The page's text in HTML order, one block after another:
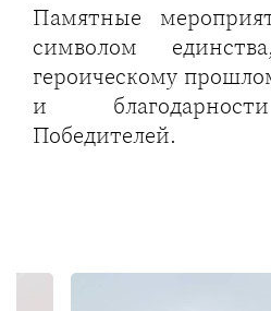
Памятные
символом
героическому
и
Победителей.